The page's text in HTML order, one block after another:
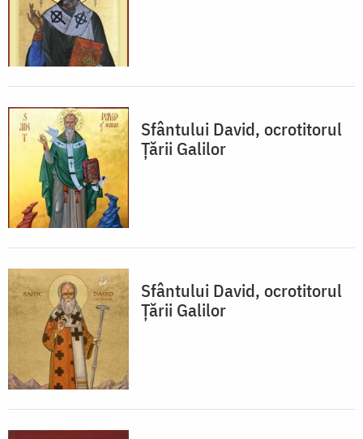
Sfântului David, ocrotitorul
Țării Galilor
Sfântului David, ocrotitorul
Țării Galilor